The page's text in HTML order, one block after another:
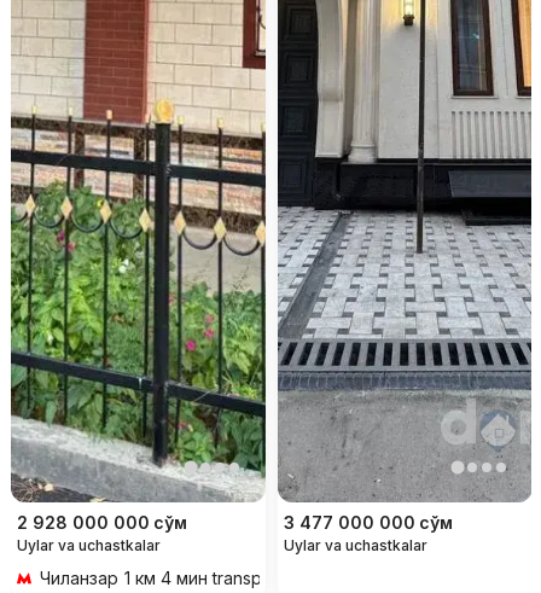
2 928 000 000 сўм
Uylar va uchastkalar
Чиланзар 1 км 4 мин transportda
3 477 000 000 сўм
Uylar va uchastkalar